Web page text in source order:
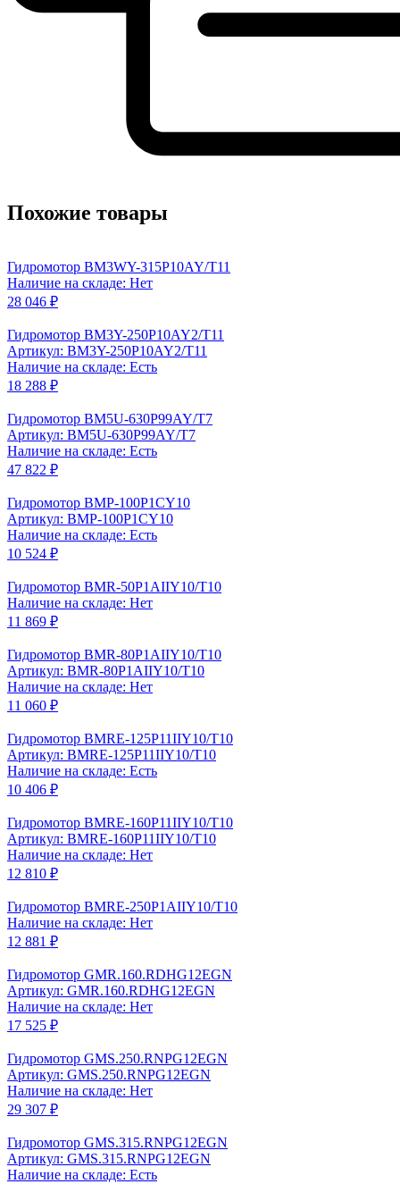
Похожие товары
Гидромотор BM3WY-315P10AY/T11
Наличие на складе: Нет
28 046 ₽
Гидромотор BM3Y-250P10AY2/T11
Артикул: BM3Y-250P10AY2/T11
Наличие на складе: Есть
18 288 ₽
Гидромотор BM5U-630P99AY/T7
Артикул: BM5U-630P99AY/T7
Наличие на складе: Есть
47 822 ₽
Гидромотор BMP-100P1CY10
Артикул: BMP-100P1CY10
Наличие на складе: Есть
10 524 ₽
Гидромотор BMR-50P1AIIY10/T10
Наличие на складе: Нет
11 869 ₽
Гидромотор BMR-80P1AIIY10/T10
Артикул: BMR-80P1AIIY10/T10
Наличие на складе: Нет
11 060 ₽
Гидромотор BMRE-125P11IIY10/T10
Артикул: BMRE-125P11IIY10/T10
Наличие на складе: Есть
10 406 ₽
Гидромотор BMRE-160P11IIY10/T10
Артикул: BMRE-160P11IIY10/T10
Наличие на складе: Нет
12 810 ₽
Гидромотор BMRE-250P1AIIY10/T10
Наличие на складе: Нет
12 881 ₽
Гидромотор GMR.160.RDHG12EGN
Артикул: GMR.160.RDHG12EGN
Наличие на складе: Нет
17 525 ₽
Гидромотор GMS.250.RNPG12EGN
Артикул: GMS.250.RNPG12EGN
Наличие на складе: Нет
29 307 ₽
Гидромотор GMS.315.RNPG12EGN
Артикул: GMS.315.RNPG12EGN
Наличие на складе: Есть